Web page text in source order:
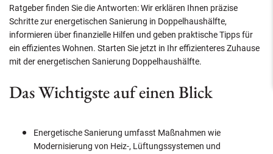
Ratgeber finden Sie die Antworten: Wir erklären Ihnen präzise
Schritte zur energetischen Sanierung in Doppelhaushälfte,
informieren über finanzielle Hilfen und geben praktische Tipps für
ein effizientes Wohnen. Starten Sie jetzt in Ihr effizienteres Zuhause
mit der energetischen Sanierung Doppelhaushälfte.
Das Wichtigste auf einen Blick
Energetische Sanierung umfasst Maßnahmen wie
Modernisierung von Heiz-, Lüftungssystemen und